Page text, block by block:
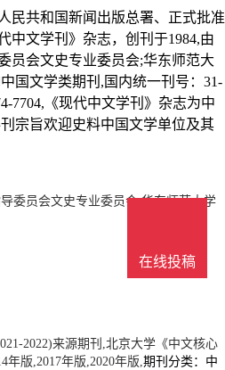
民共和国新闻出版总署、正式批准
中文学刊》杂志，创刊于1984,由
员会文史专业委员会;华东师范大
国文学类期刊,国内统一刊号：31-
7704,《现代中文学刊》杂志为中
宗旨欢迎史料中国文学单位及其
委员会文史专业委员会;华东师范大学
2022)来源期刊,北京大学《中文核心
版,2017年版,2020年版, 期刊分类：中
在线投稿